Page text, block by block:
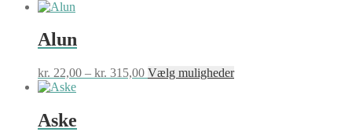
Alun
kr. 22,00 – kr. 315,00Prisinterval:
Vælg mulighederDette
Aske